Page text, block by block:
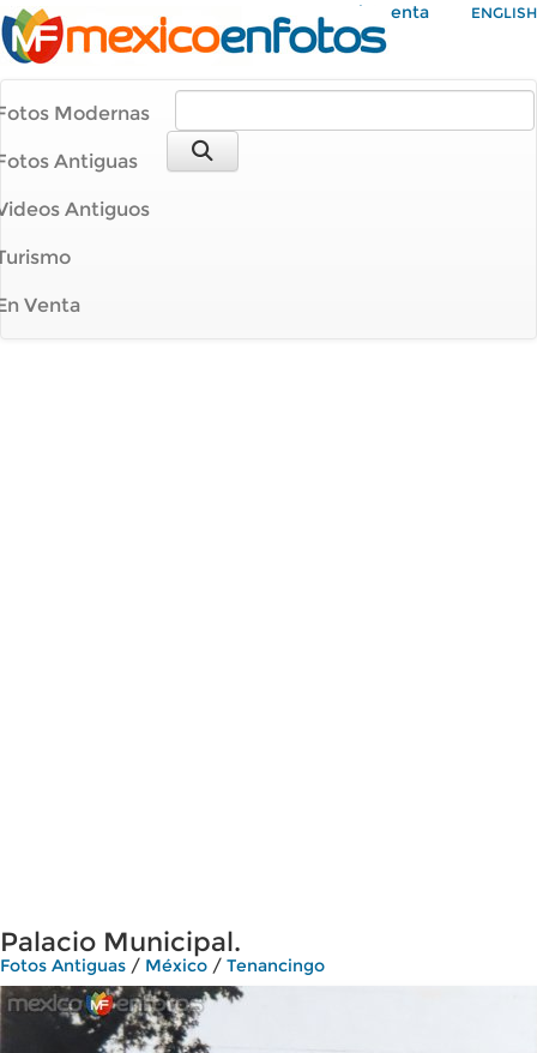
Mi Cuenta ENGLISH
Modernas
Antiguas
Antiguos
Venta
Palacio Municipal.
Fotos Antiguas / México / Tenancingo